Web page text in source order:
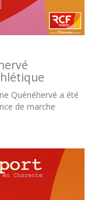
Quénéhervé a été
de marche